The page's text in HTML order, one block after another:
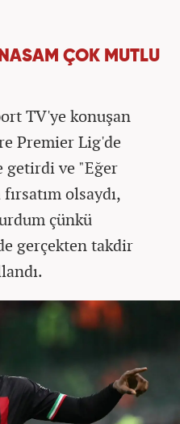
ÇOK MUTLU
TV'ye konuşan
Premier Lig'de
getirdi ve "Eğer
olsaydı,
çünkü
gerçekten takdir